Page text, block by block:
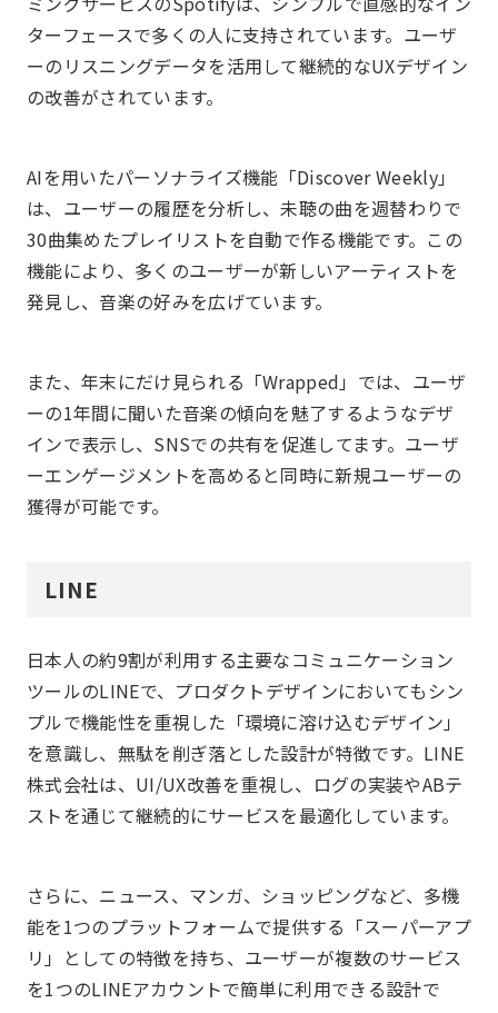
ターフェースで多くの人に支持されています。ユーザ
ーのリスニングデータを活用して継続的なUXデザイン
の改善がされています。
AIを用いたパーソナライズ機能「Discover Weekly」
は、ユーザーの履歴を分析し、未聴の曲を週替わりで
30曲集めたプレイリストを自動で作る機能です。この
機能により、多くのユーザーが新しいアーティストを
発見し、音楽の好みを広げています。
また、年末にだけ見られる「Wrapped」では、ユーザ
ーの1年間に聞いた音楽の傾向を魅了するようなデザ
インで表示し、SNSでの共有を促進してます。ユーザ
ーエンゲージメントを高めると同時に新規ユーザーの
獲得が可能です。
LINE
日本人の約9割が利用する主要なコミュニケーション
ツールのLINEで、プロダクトデザインにおいてもシン
プルで機能性を重視した「環境に溶け込むデザイン」
を意識し、無駄を削ぎ落とした設計が特徴です。LINE
株式会社は、UI/UX改善を重視し、ログの実装やABテ
ストを通じて継続的にサービスを最適化しています。
さらに、ニュース、マンガ、ショッピングなど、多機
能を1つのプラットフォームで提供する「スーパーアプ
リ」としての特徴を持ち、ユーザーが複数のサービス
を1つのLINEアカウントで簡単に利用できる設計で